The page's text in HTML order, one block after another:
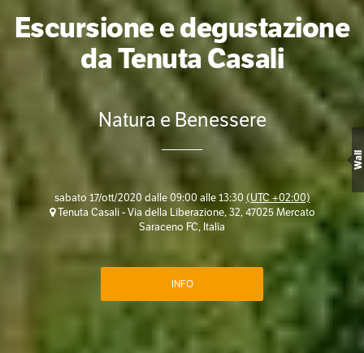
Escursione e degustazione
da Tenuta Casali
Natura e Benessere
sabato 17/ott/2020 dalle 09:00 alle 13:30 (UTC +02:00)
Tenuta Casali - Via della Liberazione, 32, 47025 Mercato
Saraceno FC, Italia
INFO
Wall